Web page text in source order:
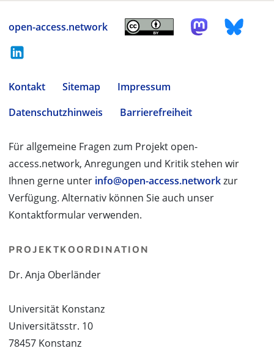
open-access.network
Kontakt Sitemap
Impressum
Datenschutzhinweis
Barrierefreiheit
Für allgemeine Fragen zum Projekt open-
access.network, Anregungen und Kritik stehen wir
Ihnen gerne unter info@open-access.networkzur
Verfügung. Alternativ können Sie auch unser
Kontaktformular verwenden.
PROJEKTKOORDINATION
Dr. Anja Oberländer
Universität Konstanz
Universitätsstr. 10
78457 Konstanz